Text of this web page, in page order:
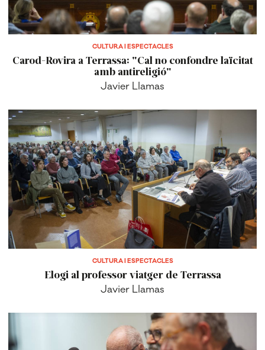
CULTURA I ESPECTACLES
Carod-Rovira a Terrassa: "Cal no confondre laïcitat
amb antireligió"
Javier Llamas
CULTURA I ESPECTACLES
Elogi al professor viatger de Terrassa
Javier Llamas